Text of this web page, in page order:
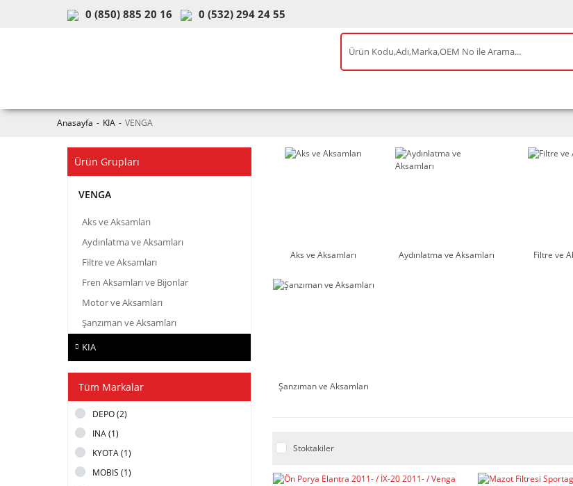
0 (850) 885 20 16 0 (532) 294 24 55
Anasayfa KIA VENGA
Ürün Grupları
VENGA
Aks ve Aksamları
Aydınlatma ve Aksamları
Filtre ve Aksamları
Fren Aksamları ve Bijonlar
Motor ve Aksamları
Şanzıman ve Aksamları
KIA
Tüm Markalar
DEPO (2)
INA (1)
KYOTA (1)
MOBIS (1)
Aks ve Aksamları Aydınlatma ve Aksamları Filtre ve
Şanzıman ve Aksamları
Stoktakiler